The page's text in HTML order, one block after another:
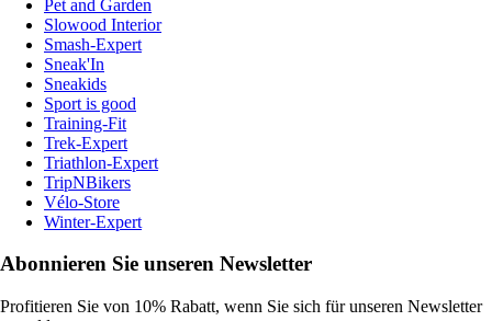
Pet and Garden
Slowood Interior
Smash-Expert
Sneak'In
Sneakids
Sport is good
Training-Fit
Trek-Expert
Triathlon-Expert
TripNBikers
Vélo-Store
Winter-Expert
Abonnieren Sie unseren Newsletter
Profitieren Sie von 10% Rabatt, wenn Sie sich für unseren Newsletter